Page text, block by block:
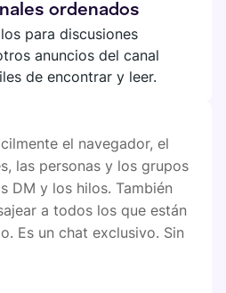
ordenados
para discusiones
anuncios del canal
de encontrar y leer.
el navegador, el
las personas y los grupos
DM y los hilos. También
a todos los que están
Es un chat exclusivo. Sin